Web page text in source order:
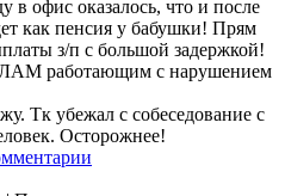
в офис оказалось, что и после
как пенсия у бабушки! Прям
з/п с большой задержкой!
работающим с нарушением
Тк убежал с собеседование с
Осторожнее!